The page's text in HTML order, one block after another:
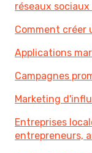
réseaux
Comment créer
Applications
Campagnes
Marketing
Entreprises
entrepreneurs,